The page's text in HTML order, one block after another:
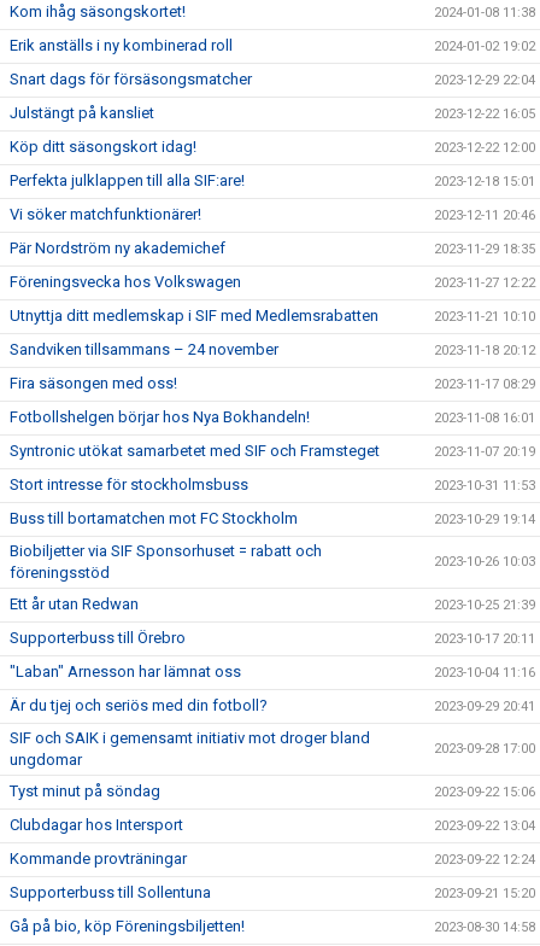
Kom ihåg säsongskortet! 2024-01-08 11:38
Erik anställs i ny kombinerad roll 2024-01-02 19:02
Snart dags för försäsongsmatcher 2023-12-29 22:04
Julstängt på kansliet 2023-12-22 16:05
Köp ditt säsongskort idag! 2023-12-22 12:00
Perfekta julklappen till alla SIF:are! 2023-12-18 15:01
Vi söker matchfunktionärer! 2023-12-11 20:46
Pär Nordström ny akademichef 2023-11-29 18:35
Föreningsvecka hos Volkswagen 2023-11-27 12:22
Utnyttja ditt medlemskap i SIF med Medlemsrabatten 2023-11-21 10:10
Sandviken tillsammans – 24 november 2023-11-18 20:12
Fira säsongen med oss! 2023-11-17 08:29
Fotbollshelgen börjar hos Nya Bokhandeln! 2023-11-08 16:01
Syntronic utökat samarbetet med SIF och Framsteget 2023-11-07 20:19
Stort intresse för stockholmsbuss 2023-10-31 11:53
Buss till bortamatchen mot FC Stockholm 2023-10-29 19:14
Biobiljetter via SIF Sponsorhuset = rabatt och
föreningsstöd
2023-10-26 10:03
Ett år utan Redwan 2023-10-25 21:39
Supporterbuss till Örebro 2023-10-17 20:11
"Laban" Arnesson har lämnat oss 2023-10-04 11:16
Är du tjej och seriös med din fotboll? 2023-09-29 20:41
SIF och SAIK i gemensamt initiativ mot droger bland
ungdomar
2023-09-28 17:00
Tyst minut på söndag 2023-09-22 15:06
Clubdagar hos Intersport 2023-09-22 13:04
Kommande provträningar 2023-09-22 12:24
Supporterbuss till Sollentuna 2023-09-21 15:20
Gå på bio, köp Föreningsbiljetten! 2023-08-30 14:58